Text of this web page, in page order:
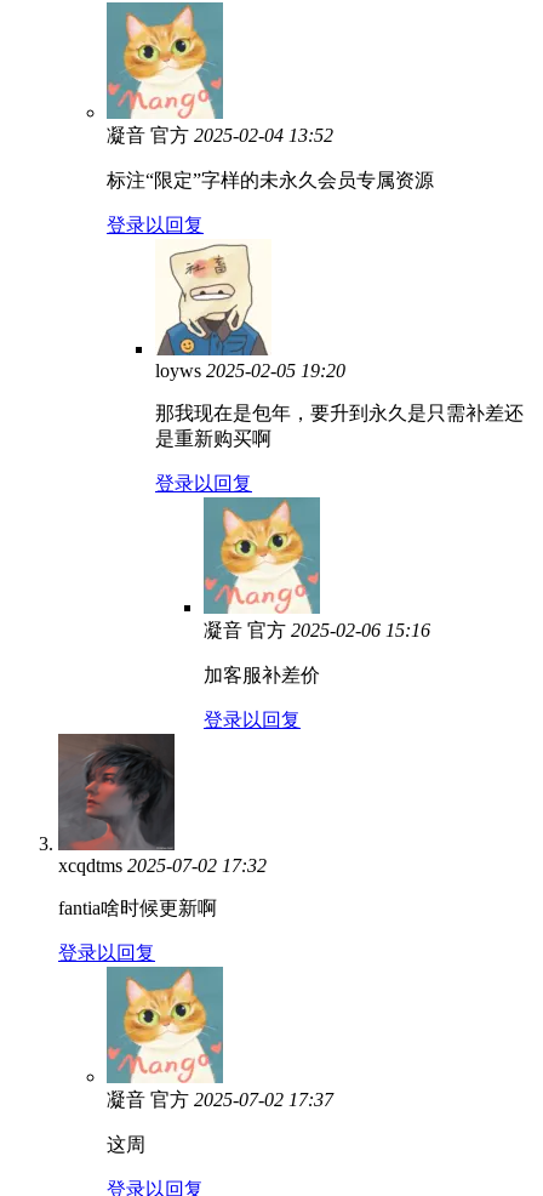
凝音 官方 2025-02-04 13:52
标注“限定”字样的未永久会员专属资源
登录以回复
loyws 2025-02-05 19:20
那我现在是包年，要升到永久是只需补差还
是重新购买啊
登录以回复
凝音 官方 2025-02-06 15:16
加客服补差价
登录以回复
xcqdtms 2025-07-02 17:32
fantia啥时候更新啊
登录以回复
凝音 官方 2025-07-02 17:37
这周
登录以回复